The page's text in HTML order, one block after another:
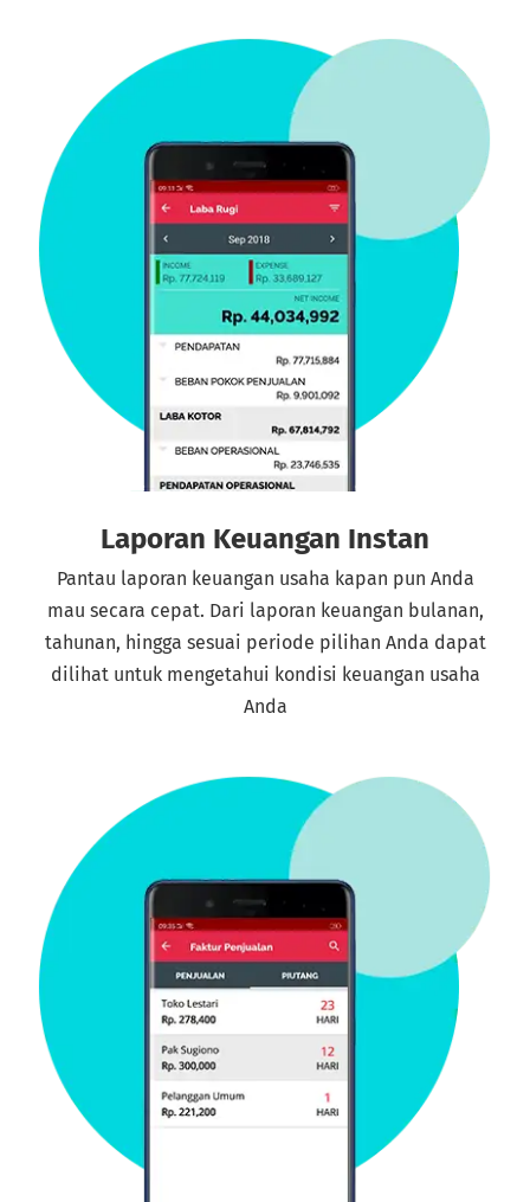
Laporan Keuangan Instan
Pantau laporan keuangan usaha kapan pun Anda
mau secara cepat. Dari laporan keuangan bulanan,
tahunan, hingga sesuai periode pilihan Anda dapat
dilihat untuk mengetahui kondisi keuangan usaha
Anda